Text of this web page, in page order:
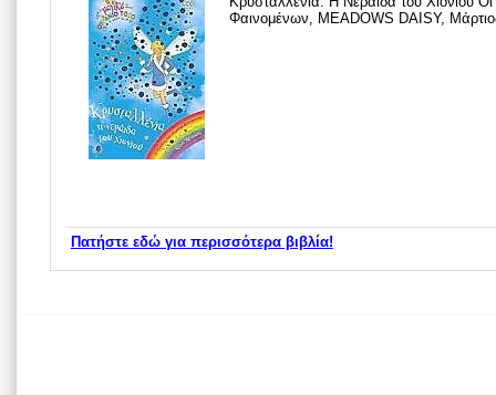
Φαινομένων, MEADOWS DAISY,
Πατήστε εδώ για περισσότερα βιβλία!